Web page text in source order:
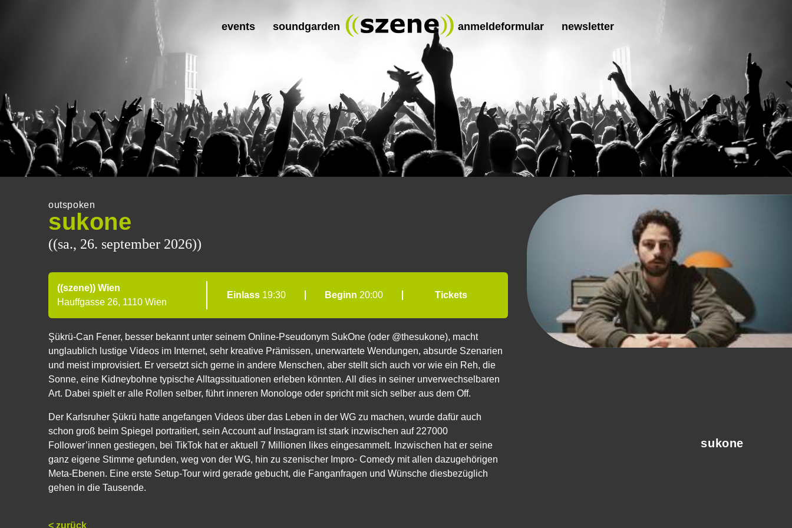
events soundgarden anmeldeformular newsletter
outspoken
sukone
((sa., 26. september 2026))
((szene)) Wien
Hauffgasse 26, 1110 Wien
Einlass 19:30 Beginn 20:00 Tickets
Şükrü-Can Fener, besser bekannt unter seinem Online-Pseudonym SukOne (oder @thesukone), macht
unglaublich lustige Videos im Internet, sehr kreative Prämissen, unerwartete Wendungen, absurde Szenarien
und meist improvisiert. Er versetzt sich gerne in andere Menschen, aber stellt sich auch vor wie ein Reh, die
Sonne, eine Kidneybohne typische Alltagssituationen erleben könnten. All dies in seiner unverwechselbaren
Art. Dabei spielt er alle Rollen selber, führt inneren Monologe oder spricht mit sich selber aus dem Off.
Der Karlsruher Şükrü hatte angefangen Videos über das Leben in der WG zu machen, wurde dafür auch
schon groß beim Spiegel portraitiert, sein Account auf Instagram ist stark inzwischen auf 227000
Follower’innen gestiegen, bei TikTok hat er aktuell 7 Millionen likes eingesammelt. Inzwischen hat er seine
ganz eigene Stimme gefunden, weg von der WG, hin zu szenischer Impro- Comedy mit allen dazugehörigen
Meta-Ebenen. Eine erste Setup-Tour wird gerade gebucht, die Fanganfragen und Wünsche diesbezüglich
gehen in die Tausende.
< zurück
sukone